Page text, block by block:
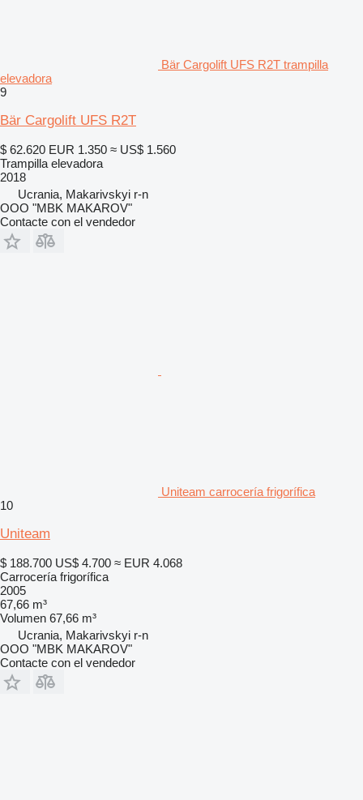
Bär Cargolift UFS R2T trampilla
elevadora
9
Bär Cargolift UFS R2T
$ 62.620 EUR 1.350 ≈ US$ 1.560
Trampilla elevadora
2018
Ucrania, Makarivskyi r-n
OOO "MBK MAKAROV"
Contacte con el vendedor
Uniteam carrocería frigorífica
10
Uniteam
$ 188.700 US$ 4.700 ≈ EUR 4.068
Carrocería frigorífica
2005
67,66 m³
Volumen 67,66 m³
Ucrania, Makarivskyi r-n
OOO "MBK MAKAROV"
Contacte con el vendedor